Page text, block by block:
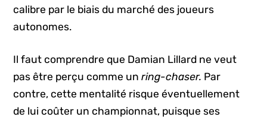
calibre par le biais du marché des joueurs
autonomes.
Il faut comprendre que Damian Lillard ne veut
pas être perçu comme unring-chaser. Par
contre, cette mentalité risque éventuellement
de lui coûter un championnat, puisque ses